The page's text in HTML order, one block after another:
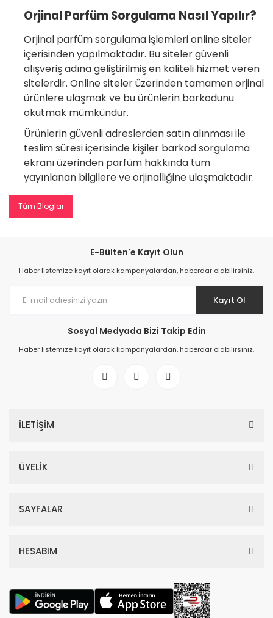
Orjinal Parfüm Sorgulama Nasıl Yapılır?
Orjinal parfüm sorgulama işlemleri online siteler
içerisinden yapılmaktadır. Bu siteler güvenli
alışveriş adına geliştirilmiş en kaliteli hizmet veren
sitelerdir. Online siteler üzerinden tamamen orjinal
ürünlere ulaşmak ve bu ürünlerin barkodunu
okutmak mümkündür.
Ürünlerin güvenli adreslerden satın alınması ile
teslim süresi içerisinde kişiler barkod sorgulama
ekranı üzerinden parfüm hakkında tüm
yayınlanan bilgilere ve orjinalliğine ulaşmaktadır.
Tüm Bloglar
E-Bülten'e Kayıt Olun
Haber listemize kayıt olarak kampanyalardan, haberdar olabilirsiniz.
Kayıt Ol
Sosyal Medyada Bizi Takip Edin
Haber listemize kayıt olarak kampanyalardan, haberdar olabilirsiniz.
İLETİŞİM
ÜYELİK
SAYFALAR
HESABIM